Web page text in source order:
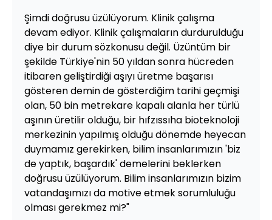
Şimdi doğrusu üzülüyorum. Klinik çalışma
devam ediyor. Klinik çalışmaların durdurulduğu
diye bir durum sözkonusu değil. Üzüntüm bir
şekilde Türkiye'nin 50 yıldan sonra hücreden
itibaren geliştirdiği aşıyı üretme başarısı
gösteren demin de gösterdiğim tarihi geçmişi
olan, 50 bin metrekare kapalı alanla her türlü
aşının üretilir olduğu, bir hıfzıssıha bioteknoloji
merkezinin yapılmış olduğu dönemde heyecan
duymamız gerekirken, bilim insanlarımızın 'biz
de yaptık, başardık' demelerini beklerken
doğrusu üzülüyorum. Bilim insanlarımızın bizim
vatandaşımızı da motive etmek sorumluluğu
olması gerekmez mi?"